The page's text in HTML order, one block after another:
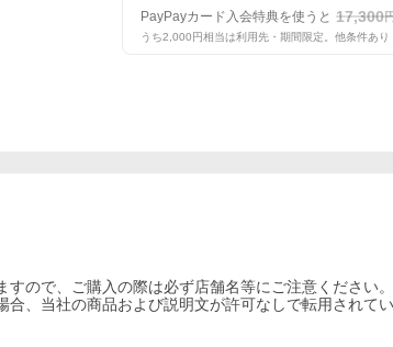
PayPayカード入会特典を使うと 17,300
うち2,000円相当は利用先・期間限定。他条件あり
ので、ご購入の際は必ず店舗名等にご注意ください。
、当社の商品および説明文が許可なしで転用されて